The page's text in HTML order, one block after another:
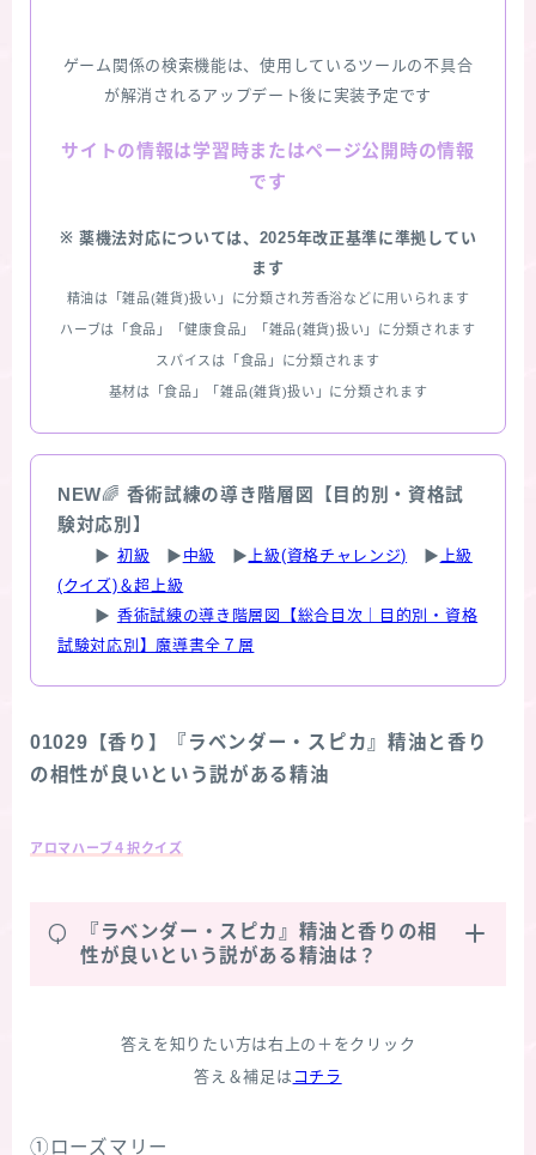
ゲーム関係の検索機能は、使用しているツールの不具合
が解消されるアップデート後に実装予定です
サイトの情報は学習時またはページ公開時の情報
です
※ 薬機法対応については、2025年改正基準に準拠してい
ます
精油は「雑品(雑貨)扱い」に分類され芳香浴などに用いられます
ハーブは「食品」「健康食品」「雑品(雑貨)扱い」に分類されます
スパイスは「食品」に分類されます
基材は「食品」「雑品(雑貨)扱い」に分類されます
NEW🌈 香術試練の導き階層図【目的別・資格試
験対応別】
▶ 初級 ▶ 中級 ▶ 上級(資格チャレンジ) ▶ 上級
(クイズ)＆超上級
▶ 香術試練の導き階層図【総合目次｜目的別・資格
試験対応別】魔導書全７層
01029【香り】『ラベンダー・スピカ』精油と香り
の相性が良いという説がある精油
アロマハーブ４択クイズ
Q
『ラベンダー・スピカ』精油と香りの相
性が良いという説がある精油は？
答えを知りたい方は右上の＋をクリック
答え＆補足は コチラ
①ローズマリー